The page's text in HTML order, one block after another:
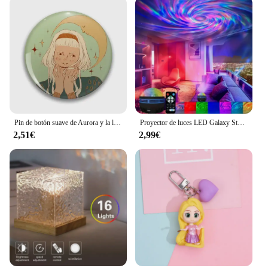
designed to be for sale, making it accessible to a
wide audience. Enjoy the satisfaction of assembling
this stunning piece and showcasing it in your home
or office as a conversation starter and a testament to
your love for marine life and puzzles.
2,51€
Proyector de luces LED Galaxy Star RGB Aurora, luces nocturnas ambientales con sonido y Control remoto para dormitorio, decoraciones para el hogar, regalos de cumpleaños
2,99€